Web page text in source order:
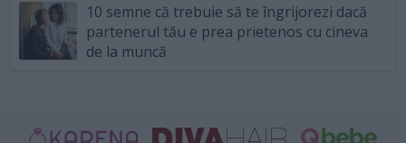
10 semne că trebuie să te îngrijorezi dacă
partenerul tău e prea prietenos cu cineva
de la muncă